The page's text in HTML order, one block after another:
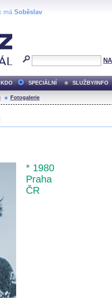
má Soběslav
SPECIÁLNÍ SLUŽBY/INFO
Fotogalerie
* 1980
Praha
ČR